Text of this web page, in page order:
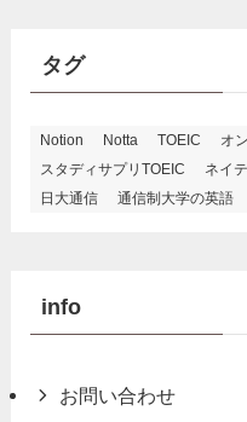
タグ
Notion Notta TOEIC オ
スタディサプリTOEIC
ネイ
日大通信
通信制大学の英語
info
お問い合わせ